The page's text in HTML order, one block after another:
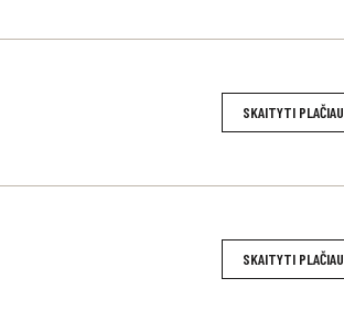
SKAITYTI PLAČIAU
SKAITYTI PLAČIAU